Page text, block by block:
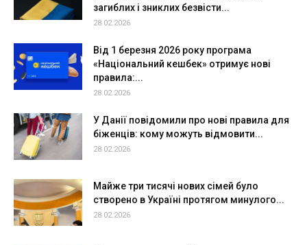
загиблих і зниклих безвісти...
28.02.2026
Від 1 березня 2026 року програма
«Національний кешбек» отримує нові
правила:...
28.02.2026
У Данії повідомили про нові правила для
біженців: кому можуть відмовити...
28.02.2026
Майже три тисячі нових сімей було
створено в Україні протягом минулого...
28.02.2026